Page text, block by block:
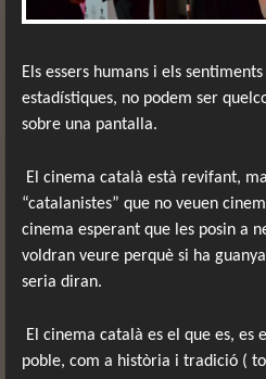
Els essers humans i els
estadístiques, no podem ser
sobre una pantalla.
El cinema català està revifant,
“catalanistes” que no veuen
cinema esperant que les posin a
voldran veure perquè si ha
seria diran.
El cinema català es el que es, es
poble, com a història i tradició (